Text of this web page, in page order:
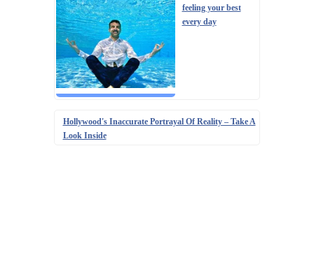
feeling your best
every day
Hollywood's Inaccurate Portrayal Of Reality – Take A
Look Inside